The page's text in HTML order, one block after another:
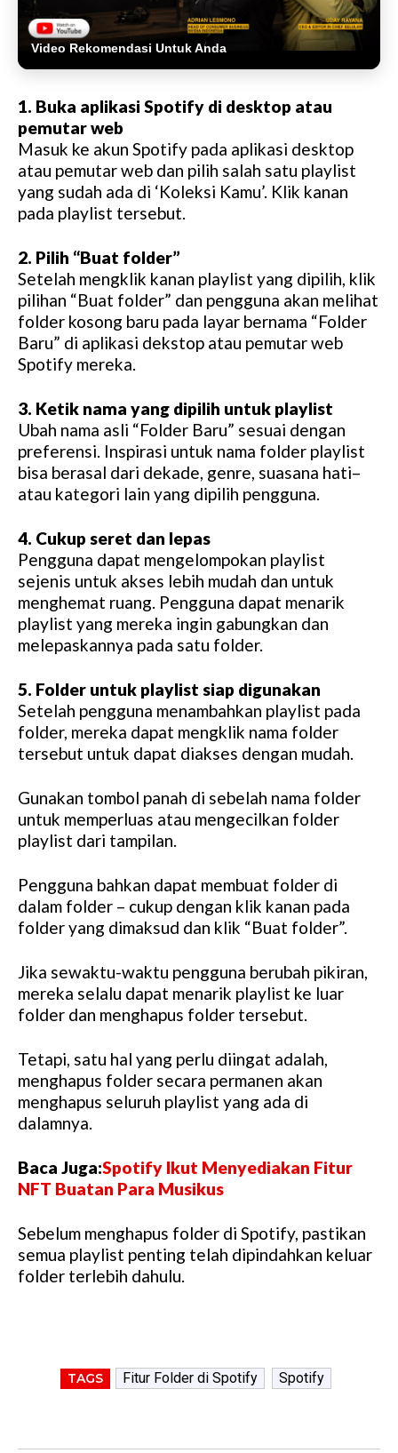
Video Rekomendasi Untuk Anda
1. Buka aplikasi Spotify di desktop atau
pemutar web
Masuk ke akun Spotify pada aplikasi desktop
atau pemutar web dan pilih salah satu playlist
yang sudah ada di ‘Koleksi Kamu’. Klik kanan
pada playlist tersebut.
2. Pilih “Buat folder”
Setelah mengklik kanan playlist yang dipilih, klik
pilihan “Buat folder” dan pengguna akan melihat
folder kosong baru pada layar bernama “Folder
Baru” di aplikasi dekstop atau pemutar web
Spotify mereka.
3. Ketik nama yang dipilih untuk playlist
Ubah nama asli “Folder Baru” sesuai dengan
preferensi. Inspirasi untuk nama folder playlist
bisa berasal dari dekade, genre, suasana hati–
atau kategori lain yang dipilih pengguna.
4. Cukup seret dan lepas
Pengguna dapat mengelompokan playlist
sejenis untuk akses lebih mudah dan untuk
menghemat ruang. Pengguna dapat menarik
playlist yang mereka ingin gabungkan dan
melepaskannya pada satu folder.
5. Folder untuk playlist siap digunakan
Setelah pengguna menambahkan playlist pada
folder, mereka dapat mengklik nama folder
tersebut untuk dapat diakses dengan mudah.
Gunakan tombol panah di sebelah nama folder
untuk memperluas atau mengecilkan folder
playlist dari tampilan.
Pengguna bahkan dapat membuat folder di
dalam folder – cukup dengan klik kanan pada
folder yang dimaksud dan klik “Buat folder”.
Jika sewaktu-waktu pengguna berubah pikiran,
mereka selalu dapat menarik playlist ke luar
folder dan menghapus folder tersebut.
Tetapi, satu hal yang perlu diingat adalah,
menghapus folder secara permanen akan
menghapus seluruh playlist yang ada di
dalamnya.
Baca Juga:Spotify Ikut Menyediakan Fitur
NFT Buatan Para Musikus
Sebelum menghapus folder di Spotify, pastikan
semua playlist penting telah dipindahkan keluar
folder terlebih dahulu.
TAGS Fitur Folder di Spotify Spotify